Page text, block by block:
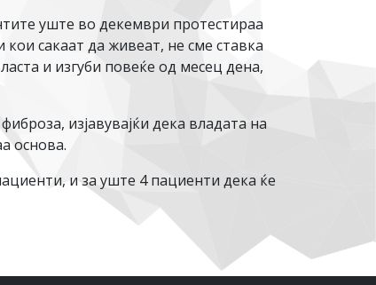
уште во декември протестираа
сакаат да живеат, не сме ставка
и изгуби повеќе од месец дена,
изјавувајќи дека владата на
основа.
и за уште 4 пациенти дека ќе